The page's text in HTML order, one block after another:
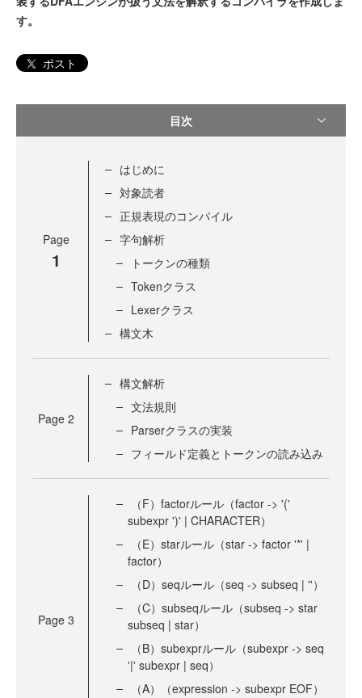
す。
ポスト
目次
Page
1
はじめに
対象読者
正規表現のコンパイル
字句解析
トークンの種類
Tokenクラス
Lexerクラス
構文木
Page 2
構文解析
文法規則
Parserクラスの実装
フィールド定義とトークンの読み込み
Page 3
（F）factorルール（factor -> '('
subexpr ')' | CHARACTER）
（E）starルール（star -> factor '*' |
factor）
（D）seqルール（seq -> subseq | ''）
（C）subseqルール（subseq -> star
subseq | star）
（B）subexprルール（subexpr -> seq
'|' subexpr | seq）
（A）（expression -> subexpr EOF）